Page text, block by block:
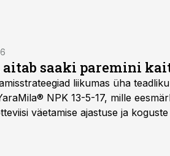
saaki paremini
liikumas üha
NPK 13-5-17, mille
väetamise ajastuse ja koguste